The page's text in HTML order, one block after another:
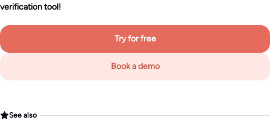
verification tool!
Try for free
Book a demo
See also